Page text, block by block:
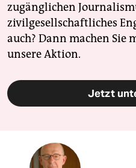
zugänglichen
zivilgesellschaftliches
auch? Dann machen Sie
unsere Aktion.
Jetzt